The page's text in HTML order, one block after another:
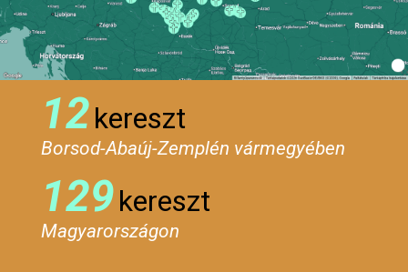
12kereszt
Borsod-Abaúj-Zemplén vármegyében
129kereszt
Magyarországon